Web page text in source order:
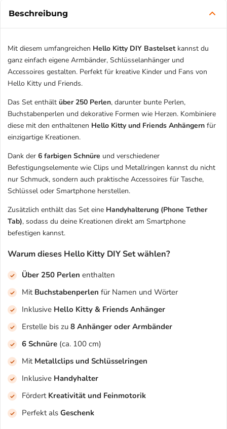
Beschreibung
Mit diesem umfangreichen Hello Kitty DIY Bastelsetkannst du
ganz einfach eigene Armbänder, Schlüsselanhänger und
Accessoires gestalten. Perfekt für kreative Kinder und Fans von
Hello Kitty und Friends.
Das Set enthält über 250 Perlen, darunter bunte Perlen,
Buchstabenperlen und dekorative Formen wie Herzen. Kombiniere
diese mit den enthaltenen Hello Kitty und Friends Anhängern für
einzigartige Kreationen.
Dank der 6 farbigen Schnüre und verschiedener
Befestigungselemente wie Clips und Metallringen kannst du nicht
nur Schmuck, sondern auch praktische Accessoires für Tasche,
Schlüssel oder Smartphone herstellen.
Zusätzlich enthält das Set eine Handyhalterung (Phone Tether
Tab), sodass du deine Kreationen direkt am Smartphone
befestigen kannst.
Warum dieses Hello Kitty DIY Set wählen?
Über 250 Perlen enthalten
Mit Buchstabenperlen für Namen und Wörter
Inklusive Hello Kitty & Friends Anhänger
Erstelle bis zu 8 Anhänger oder Armbänder
6 Schnüre (ca. 100 cm)
Mit Metallclips und Schlüsselringen
Inklusive Handyhalter
Fördert Kreativität und Feinmotorik
Perfekt als Geschenk